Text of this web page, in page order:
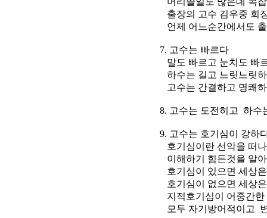
출장의 고수 김우중 회장
언제 어느순간에서도 출
7. 고수는 빠르다
말도 빠르고 눈치도 빠르
하수는 길고 느릿느릿하
고수는 간결하고 명쾌하
8. 고수는 도전히고 하수
9. 고수는 호기심이 강하
호기심이란 선악을 떠나
이해하기 힘든것을 알아
호기심이 있으면 세상은
호기심이 없으면 세상은
지적호기심이 어중간한
모두 자기방어적이고 변